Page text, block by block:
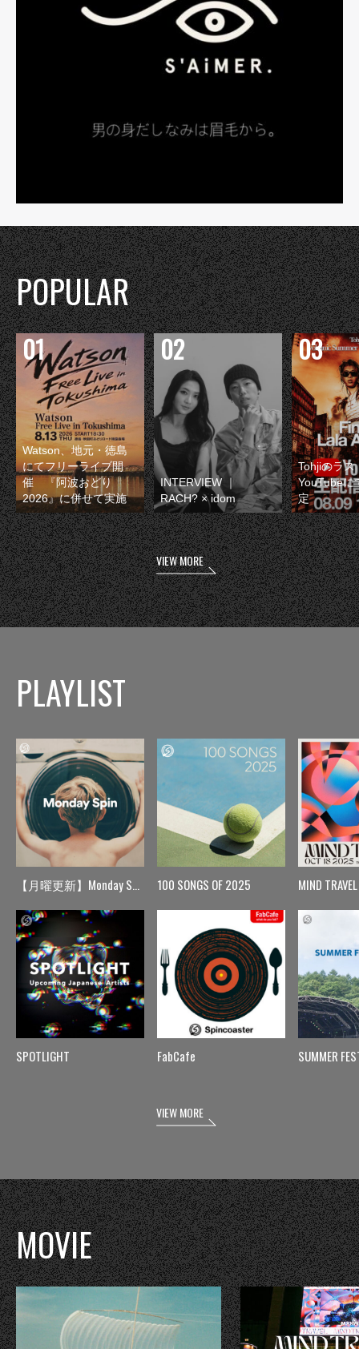
POPULAR
Watson、地元・徳島
にてフリーライブ開
催 『阿波おどり
2026』に併せて実施
INTERVIEW ｜
RACH? × idom
Tohjiのラス
YouTubeに
定
VIEW MORE
PLAYLIST
【月曜更新】Monday Spin
SPOTLIGHT
100 SONGS OF 2025
FabCafe
MIND TRAVEL
SUMMER
VIEW MORE
MOVIE